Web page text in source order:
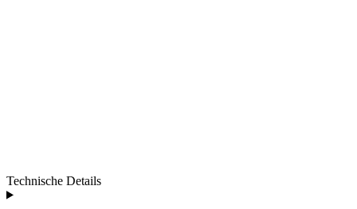
Technische Details